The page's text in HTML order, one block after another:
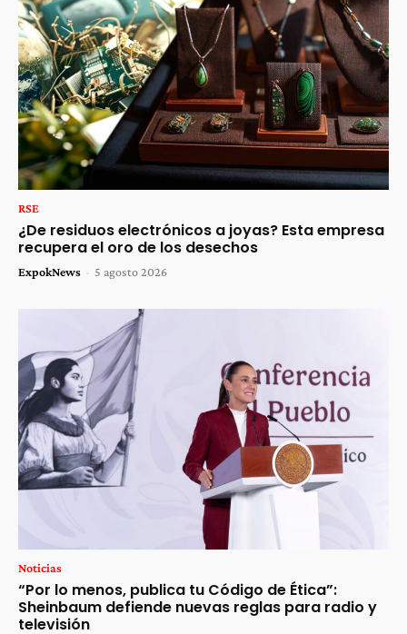
RSE
¿De residuos electrónicos a joyas? Esta empresa
recupera el oro de los desechos
ExpokNews - 5 agosto 2026
Noticias
“Por lo menos, publica tu Código de Ética”:
Sheinbaum defiende nuevas reglas para radio y
televisión